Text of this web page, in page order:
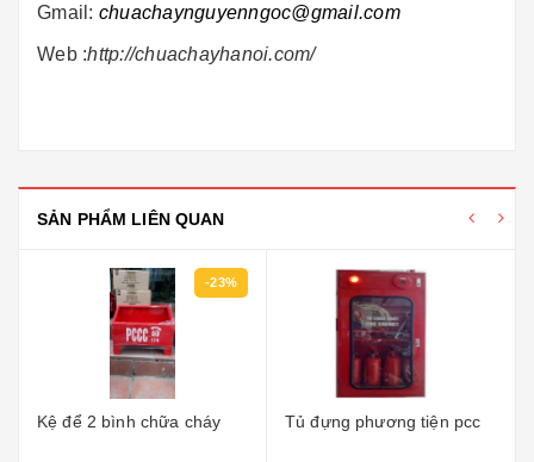
Gmail: chuachaynguyenngoc@gmail.com
Web :http://chuachayhanoi.com/
SẢN PHẨM LIÊN QUAN
-23%
Kệ để 2 bình chữa cháy Tủ đựng phương tiện pcc